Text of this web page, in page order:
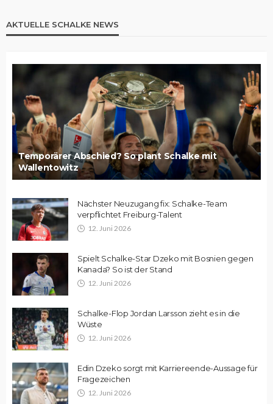
AKTUELLE SCHALKE NEWS
Temporärer Abschied? So plant Schalke mit
Wallentowitz
Nächster Neuzugang fix: Schalke-Team
verpflichtet Freiburg-Talent
12. Juni 2026
Spielt Schalke-Star Dzeko mit Bosnien gegen
Kanada? So ist der Stand
12. Juni 2026
Schalke-Flop Jordan Larsson zieht es in die
Wüste
12. Juni 2026
Edin Dzeko sorgt mit Karriereende-Aussage für
Fragezeichen
12. Juni 2026